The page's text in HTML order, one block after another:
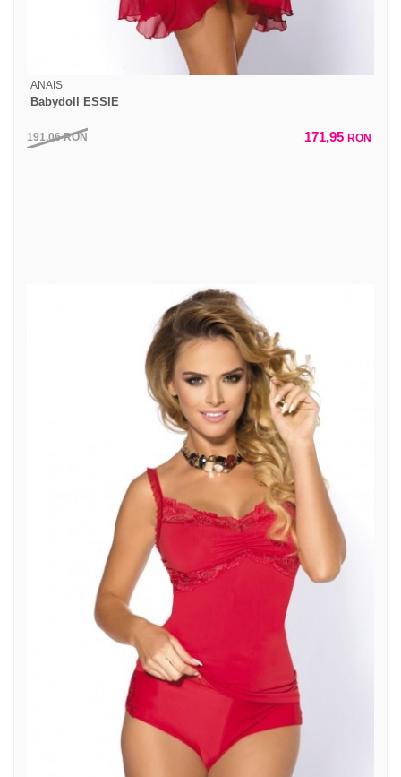
ANAIS
Babydoll ESSIE
191,06RON 171,95 RON